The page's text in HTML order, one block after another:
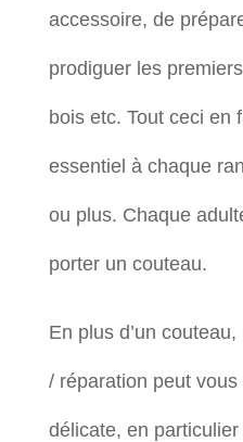
accessoire, de
prodiguer les
bois etc. Tout ceci en
essentiel à chaque
ou plus. Chaque
porter un couteau.
En plus d’un
/ réparation peut vous
délicate, en